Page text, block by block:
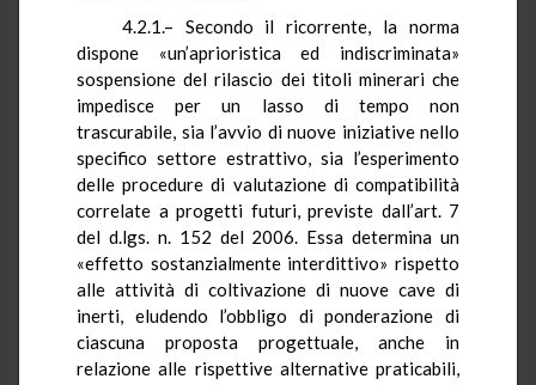
4.2.1.– Secondo il ricorrente, la norma
dispone «un’aprioristica ed indiscriminata»
sospensione del rilascio dei titoli minerari che
impedisce per un lasso di tempo non
trascurabile, sia l’avvio di nuove iniziative nello
specifico settore estrattivo, sia l’esperimento
delle procedure di valutazione di compatibilità
correlate a progetti futuri, previste dall’art. 7
del d.lgs. n. 152 del 2006. Essa determina un
«effetto sostanzialmente interdittivo» rispetto
alle attività di coltivazione di nuove cave di
inerti, eludendo l’obbligo di ponderazione di
ciascuna proposta progettuale, anche in
relazione alle rispettive alternative praticabili,